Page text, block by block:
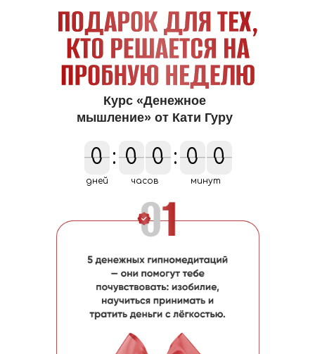
0
0
дней
: 0
0 0
0
часов
: 0
0 0
0
минут
Курс «Денежное
мышление» от Кати Гуру